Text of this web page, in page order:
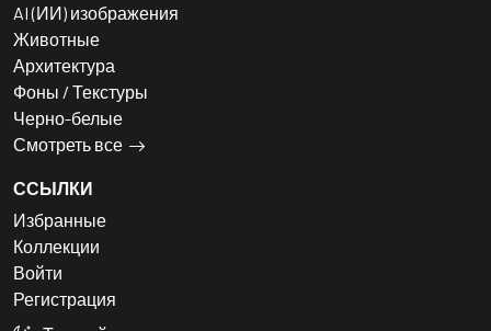
AI (ИИ) изображения
Животные
Архитектура
Фоны / Текстуры
Черно-белые
Смотреть все
ССЫЛКИ
Избранные
Коллекции
Войти
Регистрация